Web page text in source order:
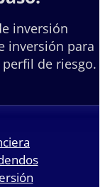
inversión
inversión para
de riesgo.